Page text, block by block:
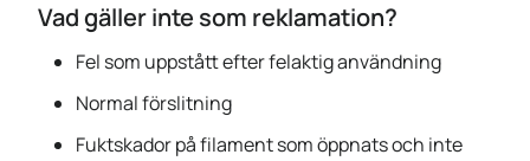
Vad gäller inte som reklamation?
Fel som uppstått efter felaktig användning
Normal förslitning
Fuktskador på filament som öppnats och inte